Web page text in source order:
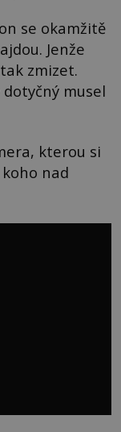
se okamžitě
Jenže
zmizet.
musel
kterou si
nad